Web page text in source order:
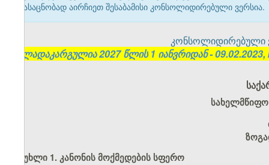
გასაცნობად აირჩიეთ შესაბამისი კონსოლიდირებული ვერსია.
კონსოლიდირებული
(ძალადაკარგულია 2027 წლის 1 იანვრიდან -
სახელმწიფო
მუხლი 1. კანონის მოქმედების სფერო